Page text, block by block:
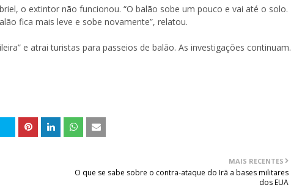
o extintor não funcionou. “O balão sobe um pouco e vai até o solo.
fica mais leve e sobe novamente”, relatou.
e atrai turistas para passeios de balão. As investigações continuam.
MAIS RECENTES
O que se sabe sobre o contra-ataque do Irã a bases militares
dos EUA